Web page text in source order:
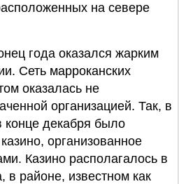
на севере
года оказался жарким
Сеть марроканских
оказалась не
организацией. Так, в
декабря было
организованное
Казино располагалось в
в районе, известном как